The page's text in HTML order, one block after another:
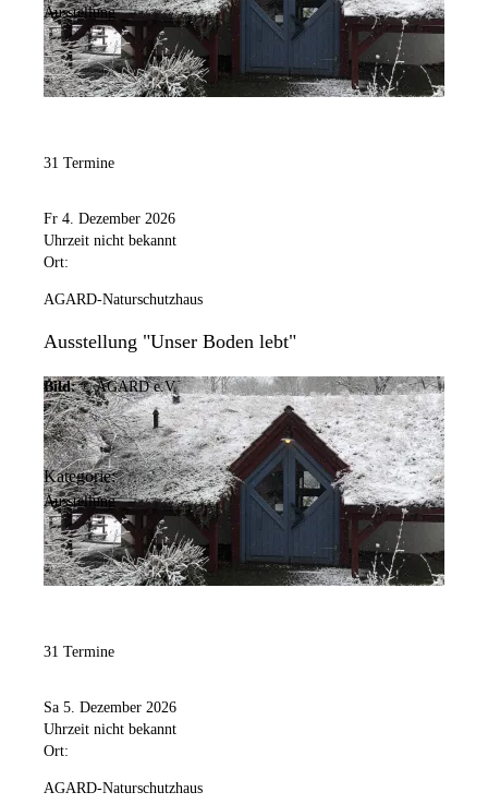
Ausstellung
31 Termine
Fr 4. Dezember 2026
Uhrzeit nicht bekannt
Ort:
AGARD-Naturschutzhaus
Ausstellung "Unser Boden lebt"
Bild: © AGARD e.V.
Kategorie:
Ausstellung
31 Termine
Sa 5. Dezember 2026
Uhrzeit nicht bekannt
Ort:
AGARD-Naturschutzhaus